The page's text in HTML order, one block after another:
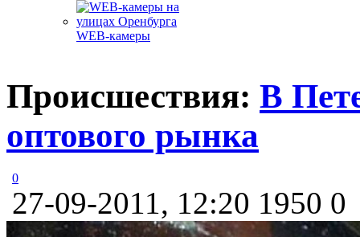
WEB-камеры
Происшествия: В
оптового рынка
0
27-09-2011, 12:20 1950 0